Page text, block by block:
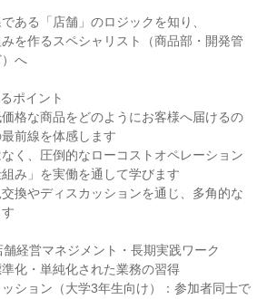
ある「店舗」のロジックを知り、
を作るスペシャリスト（商品部・開発管
へ
ポイント
価格な商品をどのようにお客様へ届けるの
前線を体感します
く、圧倒的なローコストオペレーション
み」を実働を通して学びます
換やディスカッションを通じ、多角的な
経営マネジメント・長期実践ワーク
化・単純化された業務の習得
ション（大学3年生向け）：参加者同士で